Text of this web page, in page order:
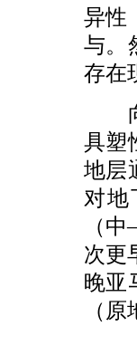
异性
与。
存在
向
具塑
地层
对地
（
次更
晚亚
（